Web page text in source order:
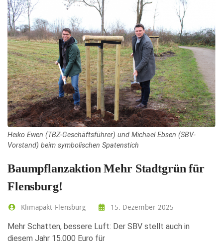
Heiko Ewen (TBZ-Geschäftsführer) und Michael Ebsen (SBV-
Vorstand) beim symbolischen Spatenstich
Baumpflanzaktion Mehr Stadtgrün für
Flensburg!
Klimapakt-Flensburg 15. Dezember 2025
Mehr Schatten, bessere Luft: Der SBV stellt auch in
diesem Jahr 15.000 Euro für